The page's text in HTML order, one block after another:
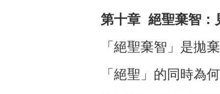
第十章 絕聖棄智：
「絕聖棄智」是拋
「絕聖」的同時為